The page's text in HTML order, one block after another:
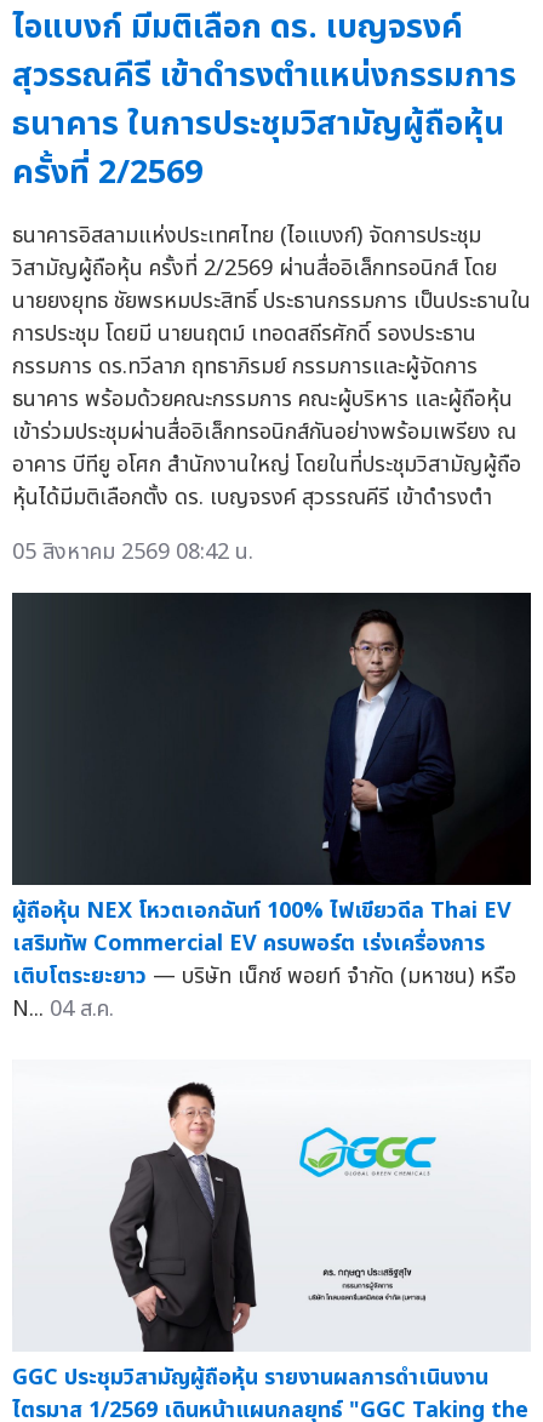
ไอแบงก์ มีมติเลือก ดร. เบญจรงค์
สุวรรณคีรี เข้าดำรงตำแหน่งกรรมการ
ธนาคาร ในการประชุมวิสามัญผู้ถือหุ้น
ครั้งที่ 2/2569
ธนาคารอิสลามแห่งประเทศไทย (ไอแบงก์) จัดการประชุม
วิสามัญผู้ถือหุ้น ครั้งที่ 2/2569 ผ่านสื่ออิเล็กทรอนิกส์ โดย
นายยงยุทธ ชัยพรหมประสิทธิ์ ประธานกรรมการ เป็นประธานใน
การประชุม โดยมี นายนฤตม์ เทอดสถีรศักดิ์ รองประธาน
กรรมการ ดร.ทวีลาภ ฤทธาภิรมย์ กรรมการและผู้จัดการ
ธนาคาร พร้อมด้วยคณะกรรมการ คณะผู้บริหาร และผู้ถือหุ้น
เข้าร่วมประชุมผ่านสื่ออิเล็กทรอนิกส์กันอย่างพร้อมเพรียง ณ
อาคาร บีทียู อโศก สำนักงานใหญ่ โดยในที่ประชุมวิสามัญผู้ถือ
หุ้นได้มีมติเลือกตั้ง ดร. เบญจรงค์ สุวรรณคีรี เข้าดำรงตำ
05 สิงหาคม 2569 08:42 น.
ผู้ถือหุ้น NEX โหวตเอกฉันท์ 100% ไฟเขียวดีล Thai EV
เสริมทัพ Commercial EV ครบพอร์ต เร่งเครื่องการ
เติบโตระยะยาว — บริษัท เน็กซ์ พอยท์ จำกัด (มหาชน) หรือ
N... 04 ส.ค.
GGC ประชุมวิสามัญผู้ถือหุ้น รายงานผลการดำเนินงาน
ไตรมาส 1/2569 เดินหน้าแผนกลยุทธ์ "GGC Taking the